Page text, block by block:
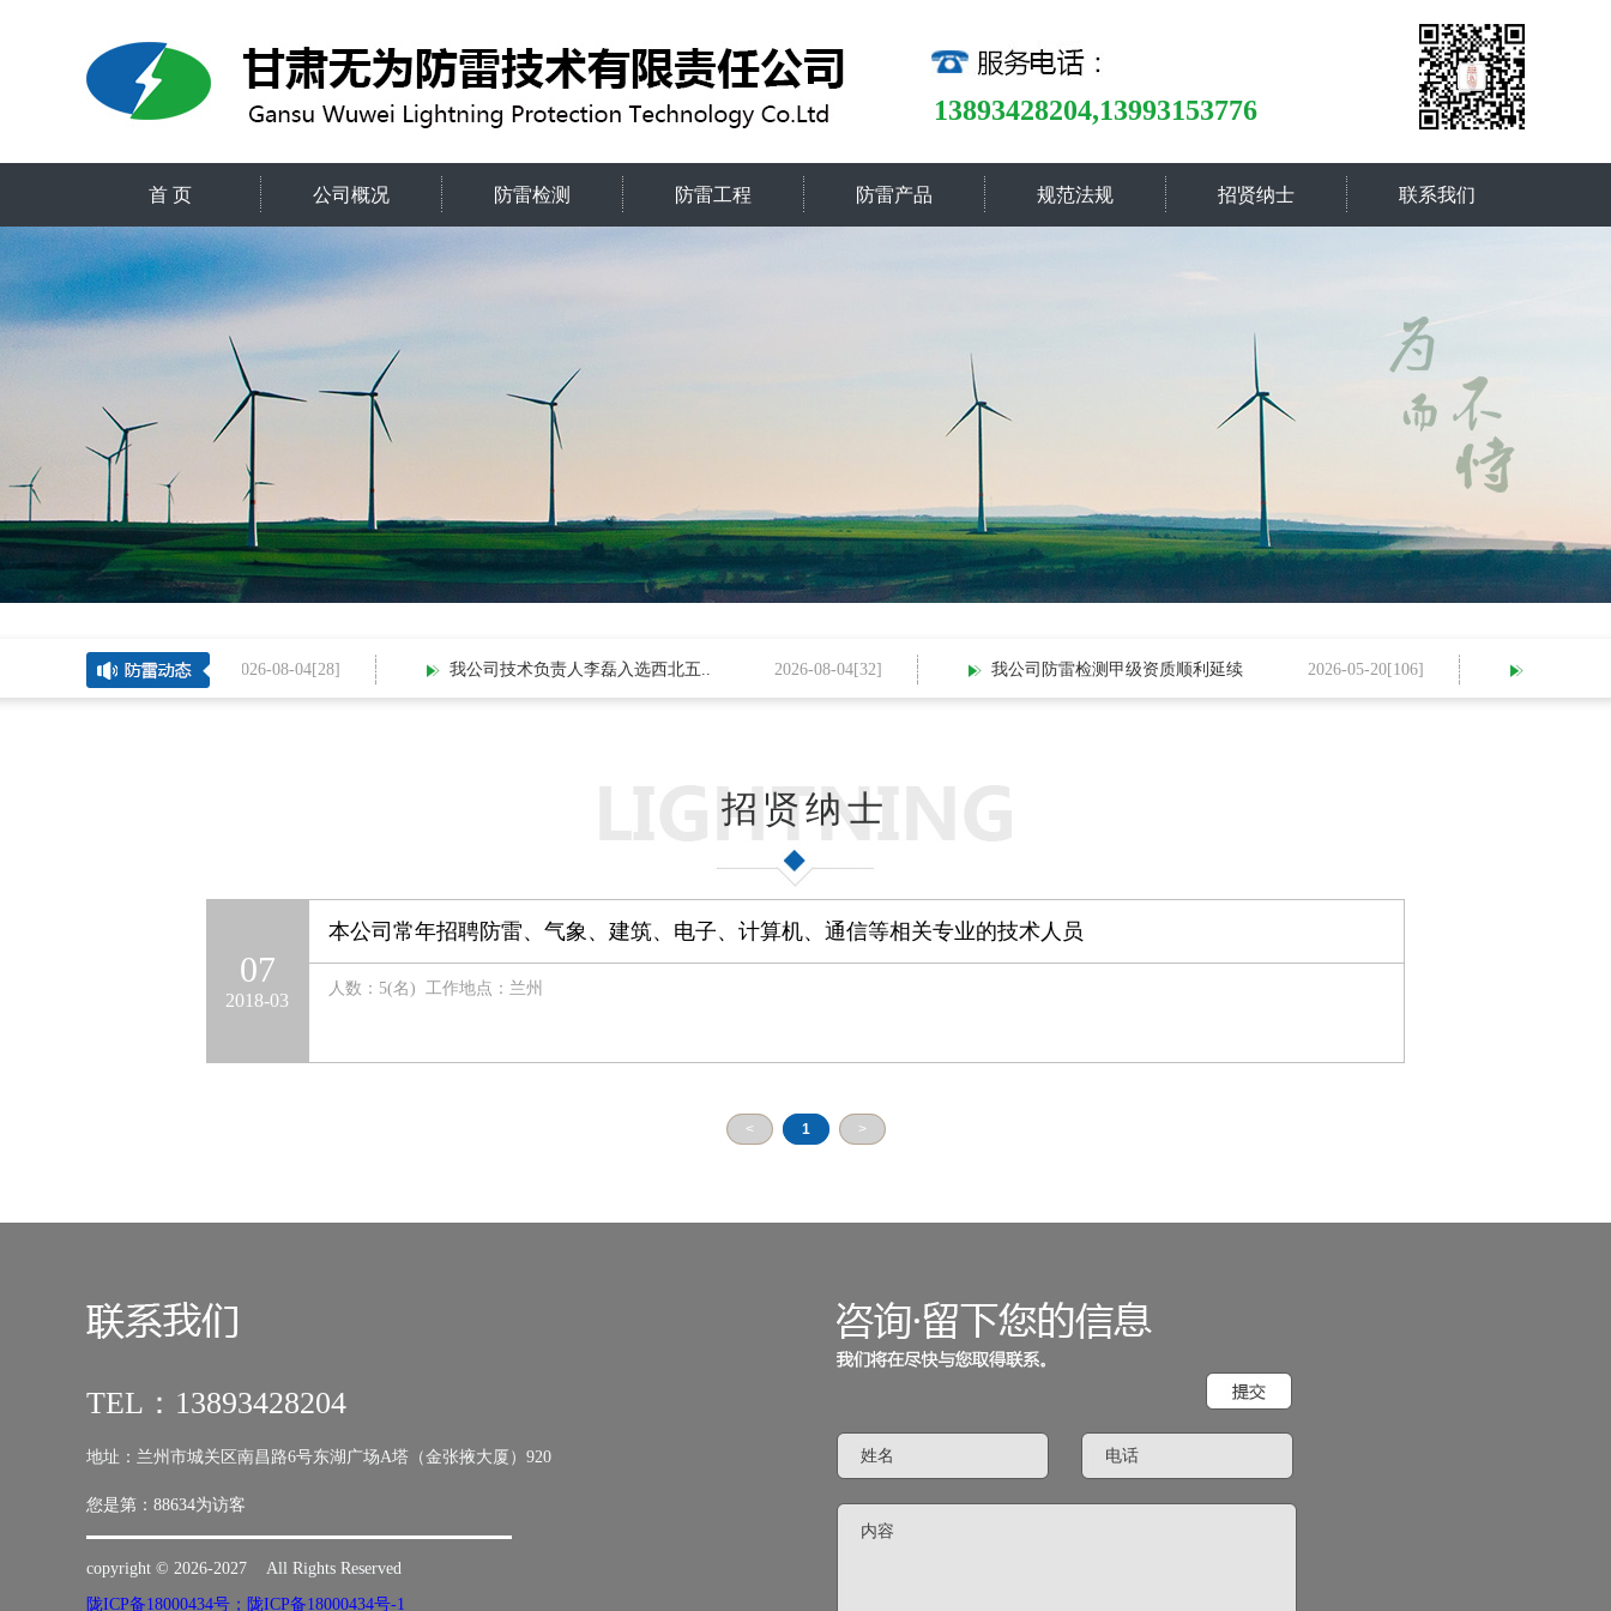
13893428204,13993153776
首 页 公司概况 防雷检测 防雷工程 防雷产品 规范法规 招贤纳士 联系我们
2026-08-04[28] 2026-08-04[32]
我公司技术负责人李磊入选西北五.. 2026-05-20[106]
我公司防雷检测甲级资质顺利延续 我公司进行
招贤纳士
07
2018-03
本公司常年招聘防雷、气象、建筑、电子、计算机、通信等相关专业的技术人员
人数：5(名) 工作地点：兰州
< 1 >
TEL：13893428204
地址：兰州市城关区南昌路6号东湖广场A塔（金张掖大厦）920
您是第： 88634为访客
copyright © 2026-2027 All Rights Reserved
陇ICP备18000434号；陇ICP备18000434号-1